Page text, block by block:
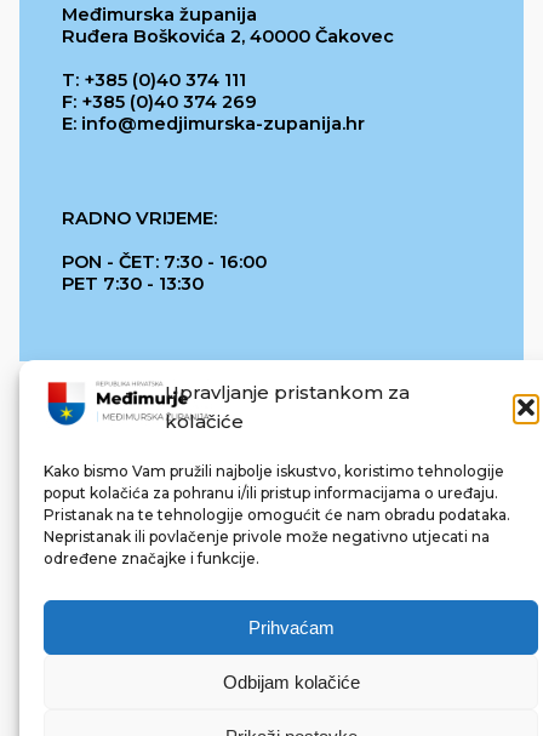
Upravljanje pristankom za
kolačiće
Kako bismo Vam pružili najbolje iskustvo, koristimo tehnologije
poput kolačića za pohranu i/ili pristup informacijama o uređaju.
Pristanak na te tehnologije omogućit će nam obradu podataka.
Nepristanak ili povlačenje privole može negativno utjecati na
određene značajke i funkcije.
Prihvaćam
Odbijam kolačiće
Međimurska županija
Ruđera Boškovića 2, 40000 Čakovec
T: +385 (0)40 374 111
F: +385 (0)40 374 269
E: info@medjimurska-zupanija.hr
RADNO VRIJEME:
PON - ČET: 7:30 - 16:00
PET 7:30 - 13:30
REPUBLIKA HRVATSKA
© 2022 Međimurska županija. Sva prava pridržana.